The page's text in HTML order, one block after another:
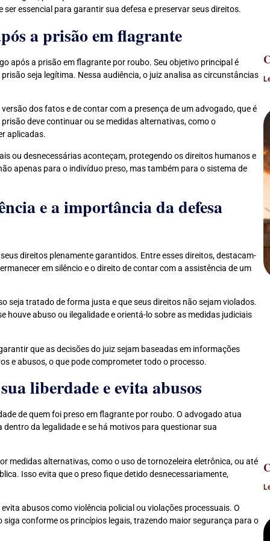
essencial para garantir sua defesa e preservar seus direitos.
a prisão em flagrante
após a prisão em flagrante por roubo. Seu objetivo principal é
seja legítima. Nessa audiência, o juiz analisa as circunstâncias
dos fatos e de contar com a presença de um advogado, que é
deve continuar ou se medidas alternativas, como o
aplicadas.
ou desnecessárias aconteçam, protegendo os direitos humanos e
apenas para o indivíduo preso, mas também para o sistema de
e a importância da defesa
direitos plenamente garantidos. Entre esses direitos, destacam-
em silêncio e o direito de contar com a assistência de um
seja tratado de forma justa e que seus direitos não sejam violados.
abuso ou ilegalidade e orientá-lo sobre as medidas judiciais
que as decisões do juiz sejam baseadas em informações
e abusos, o que pode comprometer todo o processo.
liberdade e evita abusos
de quem foi preso em flagrante por roubo. O advogado atua
da legalidade e se há motivos para questionar sua
medidas alternativas, como o uso de tornozeleira eletrônica, ou até
Isso evita que o preso fique detido desnecessariamente,
abusos como violência policial ou violações processuais. O
conforme os princípios legais, trazendo maior segurança para o